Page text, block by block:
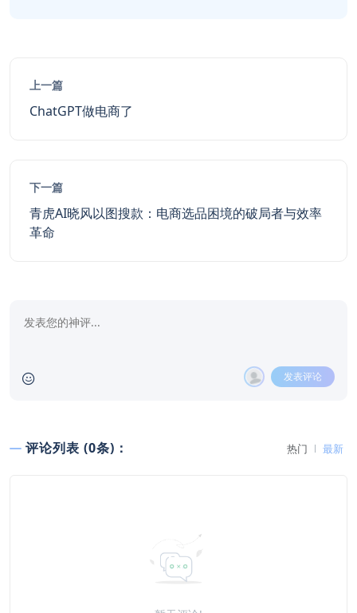
上一篇
ChatGPT做电商了
下一篇
青虎AI晓风以图搜款：电商选品困境的破局者与效率
革命
发表评论
评论列表 (0条)： 热门 最新